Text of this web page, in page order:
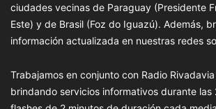
ciudades vecinas de Paraguay (Presidente
Este) y de Brasil (Foz do Iguazú). Además,
información actualizada en nuestras redes
Trabajamos en conjunto con Radio
brindando servicios informativos durante las